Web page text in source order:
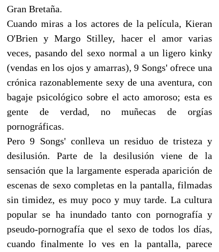
Gran Bretaña.
Cuando miras a los actores de la película, Kieran
O'Brien y Margo Stilley, hacer el amor varias
veces, pasando del sexo normal a un ligero kinky
(vendas en los ojos y amarras), 9 Songs' ofrece una
crónica razonablemente sexy de una aventura, con
bagaje psicológico sobre el acto amoroso; esta es
gente de verdad, no muñecas de orgías
pornográficas.
Pero 9 Songs' conlleva un residuo de tristeza y
desilusión. Parte de la desilusión viene de la
sensación que la largamente esperada aparición de
escenas de sexo completas en la pantalla, filmadas
sin timidez, es muy poco y muy tarde. La cultura
popular se ha inundado tanto con pornografía y
pseudo-pornografía que el sexo de todos los días,
cuando finalmente lo ves en la pantalla, parece